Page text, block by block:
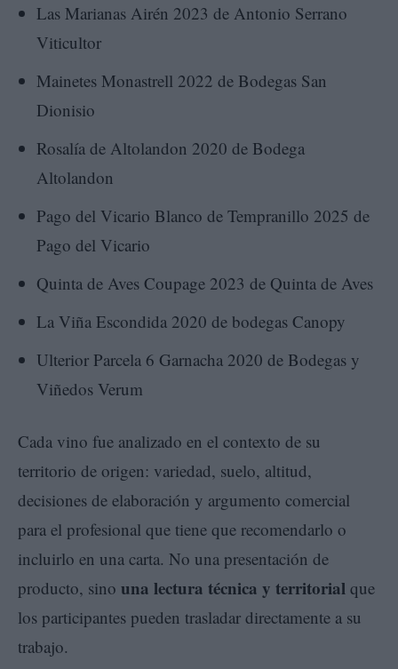
Las Marianas Airén 2023 de Antonio Serrano
Viticultor
Mainetes Monastrell 2022 de Bodegas San
Dionisio
Rosalía de Altolandon 2020 de Bodega
Altolandon
Pago del Vicario Blanco de Tempranillo 2025 de
Pago del Vicario
Quinta de Aves Coupage 2023 de Quinta de Aves
La Viña Escondida 2020 de bodegas Canopy
Ulterior Parcela 6 Garnacha 2020 de Bodegas y
Viñedos Verum
Cada vino fue analizado en el contexto de su
territorio de origen: variedad, suelo, altitud,
decisiones de elaboración y argumento comercial
para el profesional que tiene que recomendarlo o
incluirlo en una carta. No una presentación de
producto, sino una lectura técnica y territorial que
los participantes pueden trasladar directamente a su
trabajo.